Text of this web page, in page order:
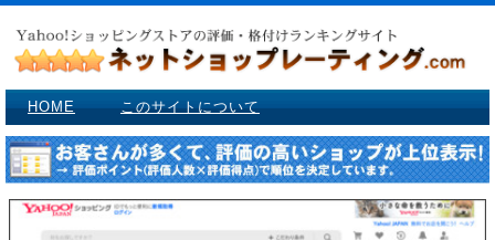
HOME このサイトについて